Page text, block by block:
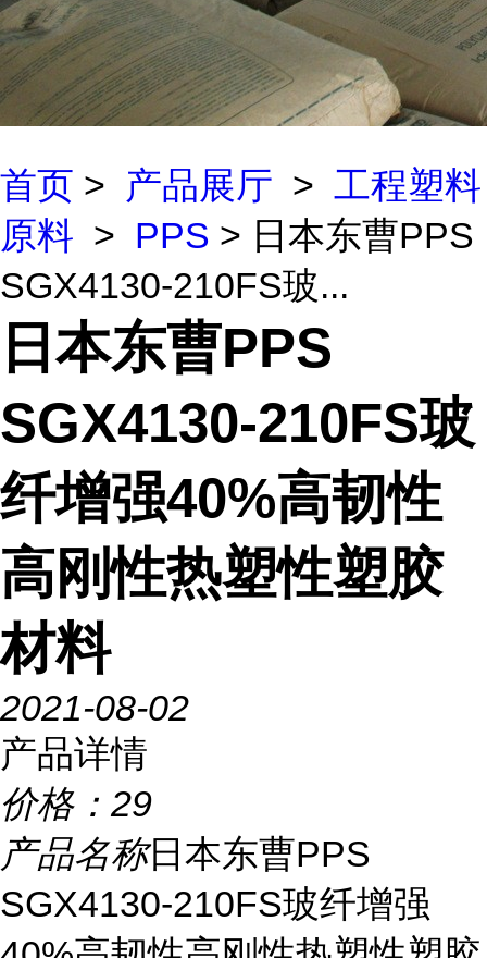
首页 > 产品展厅 > 工程塑料
原料 > PPS > 日本东曹PPS
SGX4130-210FS玻...
日本东曹PPS
SGX4130-210FS玻
纤增强40%高韧性
高刚性热塑性塑胶
材料
2021-08-02
产品详情
价格： 29
产品名称日本东曹PPS
SGX4130-210FS玻纤增强